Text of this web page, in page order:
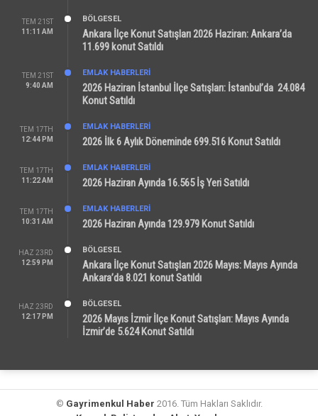
TEM 21ST
11:11 AM
BÖLGESEL
Ankara İlçe Konut Satışları 2026 Haziran: Ankara’da
11.699 konut Satıldı
TEM 21ST
9:40 AM
EMLAK HABERLERI
2026 Haziran İstanbul İlçe Satışları: İstanbul’da 24.084
Konut Satıldı
TEM 17TH
12:44 PM
EMLAK HABERLERI
2026 İlk 6 Aylık Döneminde 699.516 Konut Satıldı
TEM 17TH
11:22 AM
EMLAK HABERLERI
2026 Haziran Ayında 16.565 İş Yeri Satıldı
TEM 17TH
10:31 AM
EMLAK HABERLERI
2026 Haziran Ayında 129.979 Konut Satıldı
HAZ 23RD
12:59 PM
BÖLGESEL
Ankara İlçe Konut Satışları 2026 Mayıs: Mayıs Ayında
Ankara’da 8.021 konut Satıldı
HAZ 23RD
12:17 PM
BÖLGESEL
2026 Mayıs İzmir İlçe Konut Satışları: Mayıs Ayında
İzmir’de 5.624 Konut Satıldı
© Gayrimenkul Haber 2016. Tüm Hakları Saklıdır.